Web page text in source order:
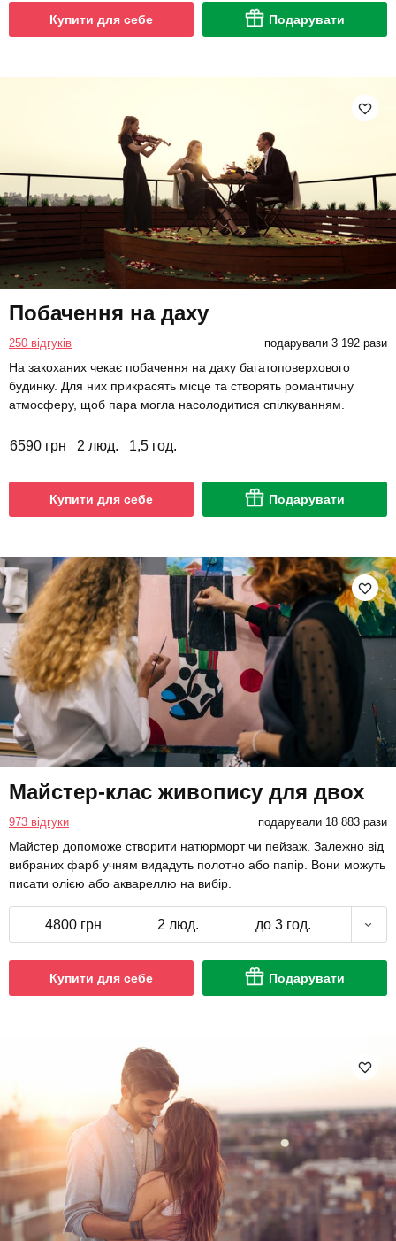
Купити для себе Подарувати
Побачення на даху
250 відгуків подарували 3 192 рази
На закоханих чекає побачення на даху багатоповерхового
будинку. Для них прикрасять місце та створять романтичну
атмосферу, щоб пара могла насолодитися спілкуванням.
6590 грн 2 люд. 1,5 год.
Купити для себе Подарувати
Майстер-клас живопису для двох
973 відгуки подарували 18 883 рази
Майстер допоможе створити натюрморт чи пейзаж. Залежно від
вибраних фарб учням видадуть полотно або папір. Вони можуть
писати олією або аквареллю на вибір.
4800 грн 2 люд. до 3 год.
Купити для себе Подарувати